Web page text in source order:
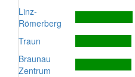
Linz-
Römerberg
Traun
Braunau
Zentrum